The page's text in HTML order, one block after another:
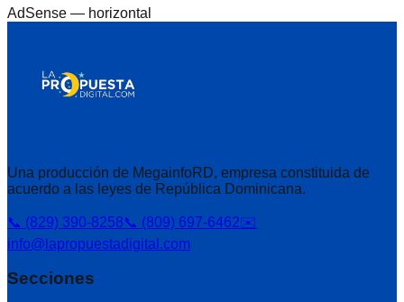
AdSense — horizontal
Una producción de MegainfoRD, empresa constituida de
acuerdo a las leyes de República Dominicana.
📞 (829) 390-8258📞 (809) 697-6462✉️
info@lapropuestadigital.com
Secciones